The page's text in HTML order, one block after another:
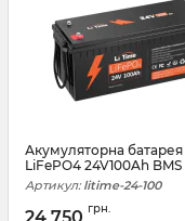
Акумуляторна батарея
LiFePO4 24V100Ah BMS
Артикул: litime-24-100
грн.